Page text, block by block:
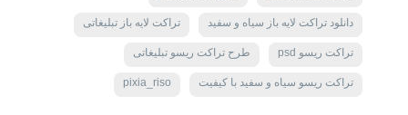
دانلود تراکت لایه باز سیاه و سفید تراکت لایه باز تبلیغاتی
تراکت ریسو psd طرح تراکت ریسو تبلیغاتی
تراکت ریسو سیاه و سفید با کیفیت pixia_riso